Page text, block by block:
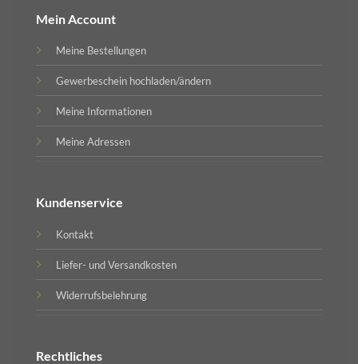
Mein Account
Meine Bestellungen
Gewerbeschein hochladen/ändern
Meine Informationen
Meine Adressen
Kundenservice
Kontakt
Liefer- und Versandkosten
Widerrufsbelehrung
Rechtliches